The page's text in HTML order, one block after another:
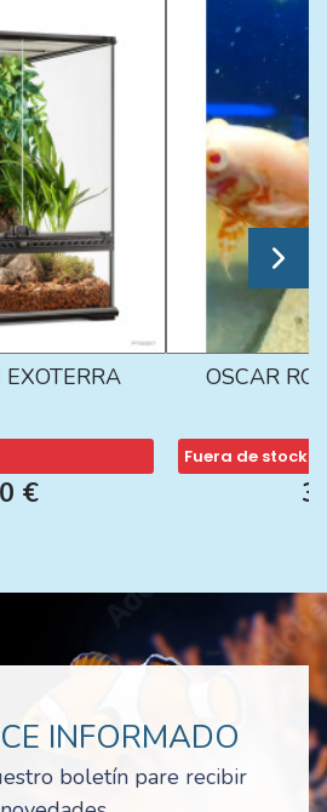
€
OSCAR
Fuera de stock
INFORMADO
boletín pare recibir